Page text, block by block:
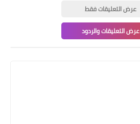
عرض التعليقات فقط
عرض التعليقات والردود